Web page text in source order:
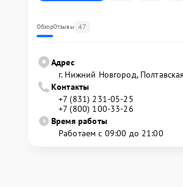
ОбзорОтзывы 47
Адрес
г. Нижний Новгород,
Контакты
+7 (831) 231-05-25
+7 (800) 100-33-26
Время работы
Работаем с 09:00 до 21:00